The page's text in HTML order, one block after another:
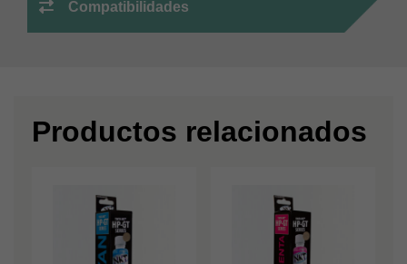
Compatibilidades
Productos relacionados